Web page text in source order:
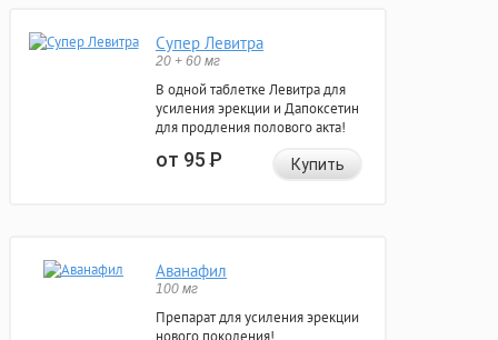
Супер Левитра
20 + 60 мг
В одной таблетке Левитра для
усиления эрекции и Дапоксетин
для продления полового акта!
от 95Р Купить
Аванафил
100 мг
Препарат для усиления эрекции